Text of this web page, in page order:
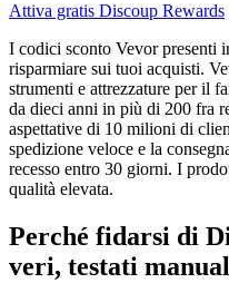
Attiva gratis Discoup Rewards
I codici sconto Vevor presenti
risparmiare sui tuoi acquisti.
strumenti e attrezzature per il
da dieci anni in più di 200 fra
aspettative di 10 milioni di
spedizione veloce e la
recesso entro 30 giorni. I
qualità elevata.
Perché fidarsi di
veri, testati